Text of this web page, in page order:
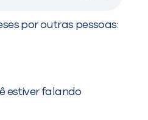
por outras pessoas:
estiver falando